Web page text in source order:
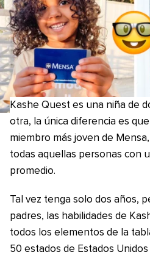
Kashe Quest es una niña de
otra, la única diferencia es
miembro más joven de
todas aquellas personas con
promedio.
Tal vez tenga solo dos años,
padres, las habilidades de
todos los elementos de la
50 estados de Estados